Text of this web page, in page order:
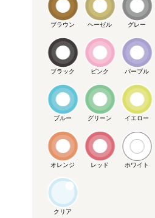
ブラウン ヘーゼル グレー
ブラック ピンク パープル
ブルー グリーン イエロー
オレンジ レッド ホワイト
クリア